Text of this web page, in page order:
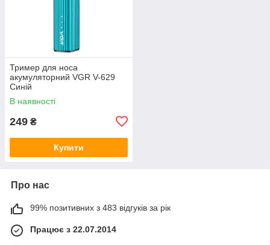
Тример для носа
акумуляторний VGR V-629
Синій
В наявності
249 ₴
Купити
Про нас
99% позитивних з 483 відгуків за рік
Працює з 22.07.2014